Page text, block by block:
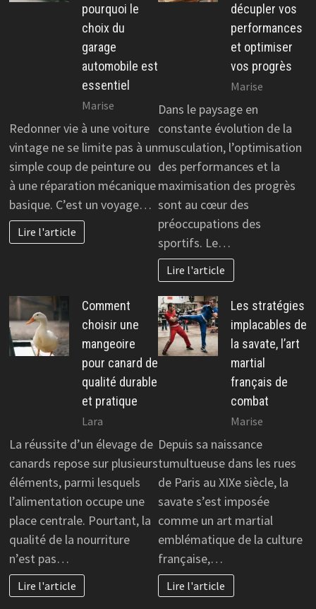
pourquoi le
choix du
garage
automobile est
essentiel
Marise
Redonner vie à une voiture
vintage ne se limite pas à un
simple coup de peinture ou
à une réparation mécanique
basique. C’est un voyage…
Lire l'article
décupler vos
performances
et optimiser
vos progrès
Marise
Dans le paysage en
constante évolution de la
musculation, l’optimisation
des performances et la
maximisation des progrès
sont au cœur des
préoccupations des
sportifs. Le…
Lire l'article
Comment
choisir une
mangeoire
pour canard de
qualité durable
et pratique
Lara
La réussite d’un élevage de
canards repose sur plusieurs
éléments, parmi lesquels
l’alimentation occupe une
place centrale. Pourtant, la
qualité de la nourriture
n’est pas…
Lire l'article
Les stratégies
implacables de
la savate, l’art
martial
français de
combat
Marise
Depuis sa naissance
tumultueuse dans les rues
de Paris au XIXe siècle, la
savate s’est imposée
comme un art martial
emblématique de la culture
française,…
Lire l'article